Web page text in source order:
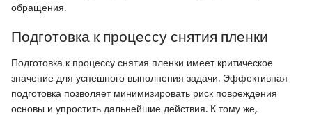
обращения.
Подготовка к процессу снятия пленки
Подготовка к процессу снятия пленки имеет критическое
значение для успешного выполнения задачи. Эффективная
подготовка позволяет минимизировать риск повреждения
основы и упростить дальнейшие действия. К тому же,